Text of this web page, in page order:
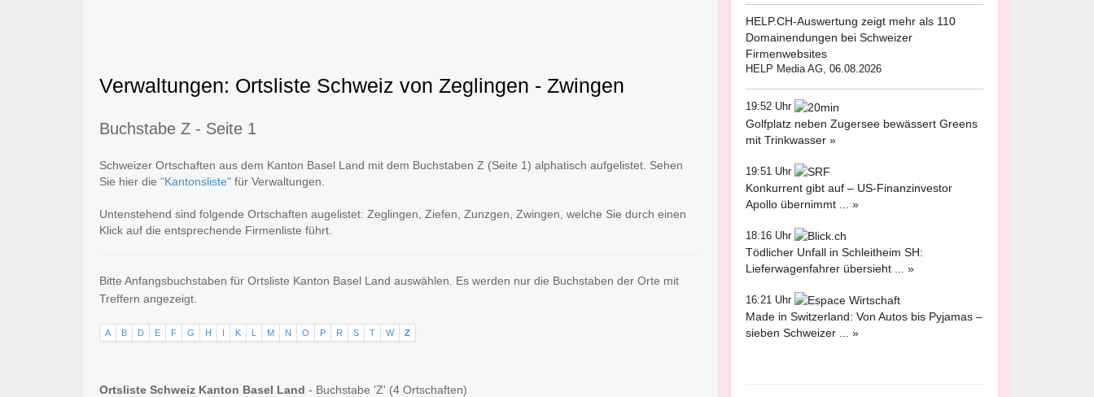
Verwaltungen: Ortsliste Schweiz von Zeglingen - Zwingen
Buchstabe Z - Seite 1
Schweizer Ortschaften aus dem Kanton Basel Land mit dem Buchstaben Z (Seite 1) alphatisch aufgelistet. Sehen
Sie hier die "Kantonsliste" für Verwaltungen.
Untenstehend sind folgende Ortschaften augelistet: Zeglingen, Ziefen, Zunzgen, Zwingen, welche Sie durch einen
Klick auf die entsprechende Firmenliste führt.
Bitte Anfangsbuchstaben für Ortsliste Kanton Basel Land auswählen. Es werden nur die Buchstaben der Orte mit
Treffern angezeigt.
A B D E F G H I K L M N O P R S T W Z
Ortsliste Schweiz Kanton Basel Land - Buchstabe 'Z' (4 Ortschaften)
HELP.CH-Auswertung zeigt mehr als 110
Domainendungen bei Schweizer
Firmenwebsites
HELP Media AG, 06.08.2026
19:52 Uhr
Golfplatz neben Zugersee bewässert Greens
mit Trinkwasser »
19:51 Uhr
Konkurrent gibt auf – US-Finanzinvestor
Apollo übernimmt ... »
18:16 Uhr
Tödlicher Unfall in Schleitheim SH:
Lieferwagenfahrer übersieht ... »
16:21 Uhr
Made in Switzerland: Von Autos bis Pyjamas –
sieben Schweizer ... »